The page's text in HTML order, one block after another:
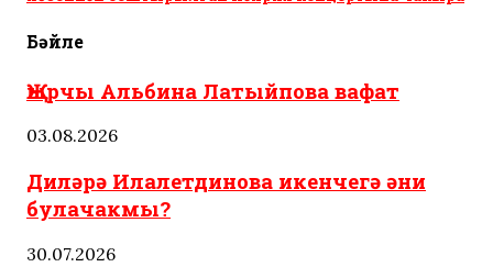
Бәйле
Җырчы Альбина Латыйпова вафат
03.08.2026
Диләрә Илалетдинова икенчегә әни
булачакмы?
30.07.2026